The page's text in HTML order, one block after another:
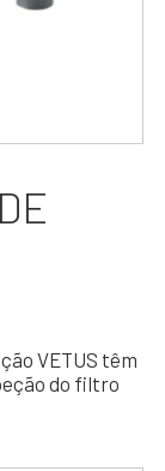
VETUS têm
do filtro